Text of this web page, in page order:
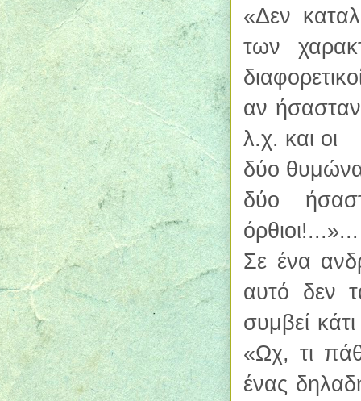
«Δεν
των
αν ήσασταν
λ.χ. και οι
δύο
δύο
όρθιοι!...»...
Σε ένα
αυτό δεν
συμβεί
«Ωχ, τι
ένας